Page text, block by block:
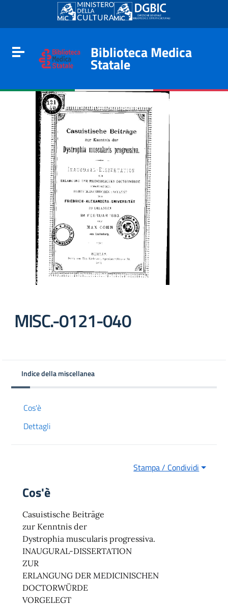
Go to content
Go to the navigation menu
Go to the footer
Toggle navigation
Biblioteca Medica
Statale
MISC.-0121-040
Indice della miscellanea
Cos'è
Dettagli
Stampa / Condividi
Cos'è
Casuistische Beiträge
zur Kenntnis der
Dystrophia muscularis progressiva.
INAUGURAL-DISSERTATION
ZUR
ERLANGUNG DER MEDICINISCHEN
DOCTORWÜRDE
VORGELEGT